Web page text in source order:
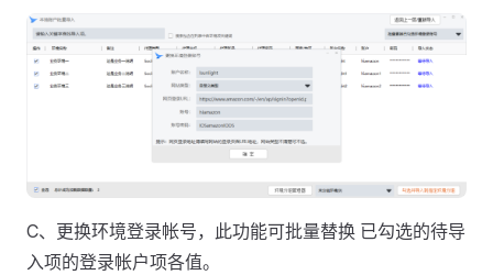
C、更换环境登录帐号，此功能可批量替换 已勾选的待导
入项的登录帐户项各值。